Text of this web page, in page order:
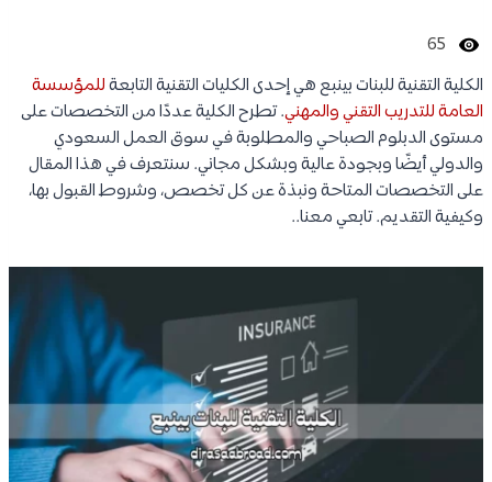
65
الكلية التقنية للبنات بينبع هي إحدى الكليات التقنية التابعةللمؤسسة
العامة للتدريب التقني والمهني. تطرح الكلية عددًا من التخصصات على
مستوى الدبلوم الصباحي والمطلوبة في سوق العمل السعودي
والدولي أيضًا وبجودة عالية وبشكل مجاني. سنتعرف في هذا المقال
على التخصصات المتاحة ونبذة عن كل تخصص، وشروط القبول بها،
وكيفية التقديم. تابعي معنا..